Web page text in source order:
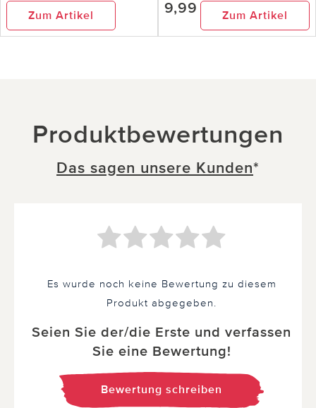
Zum Artikel 9,99 Zum Artikel
Produktbewertungen
Das sagen unsere Kunden*
Es wurde noch keine Bewertung zu diesem
Produkt abgegeben.
Seien Sie der/die Erste und verfassen
Sie eine Bewertung!
Bewertung schreiben